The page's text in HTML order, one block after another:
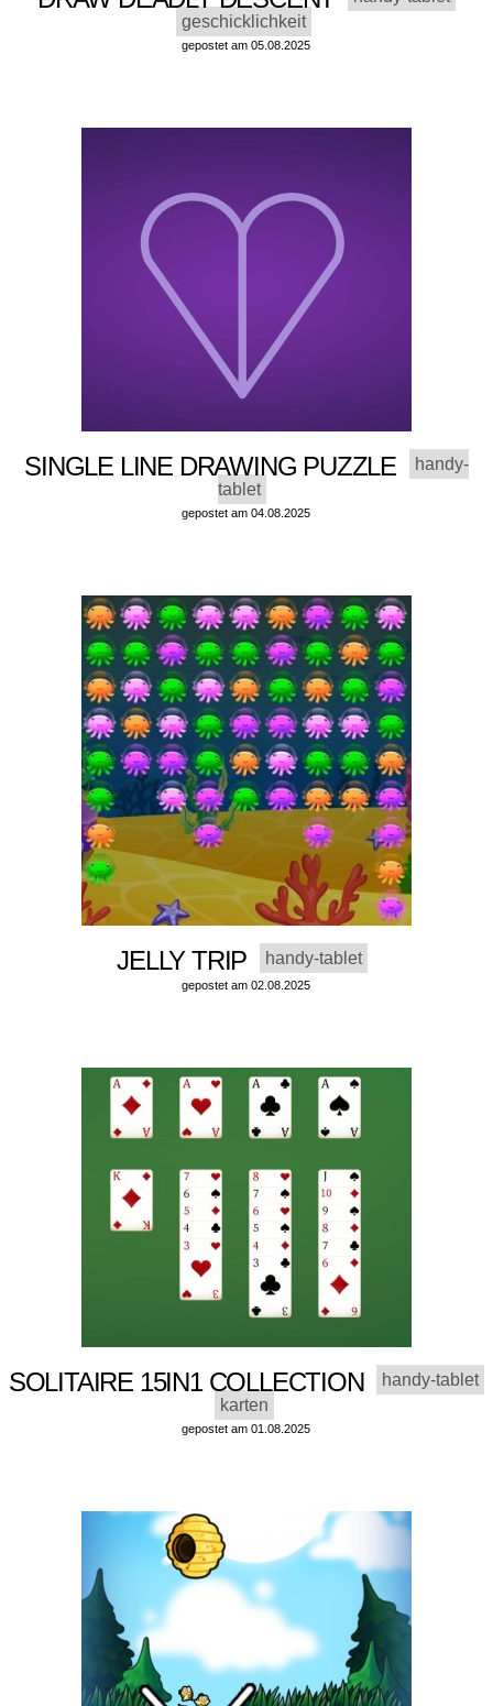
geschicklichkeit
gepostet am 05.08.2025
SINGLE LINE DRAWING PUZZLE
handy-
tablet
gepostet am 04.08.2025
JELLY TRIP handy-tablet
gepostet am 02.08.2025
SOLITAIRE 15IN1 COLLECTION
handy-tablet
karten
gepostet am 01.08.2025